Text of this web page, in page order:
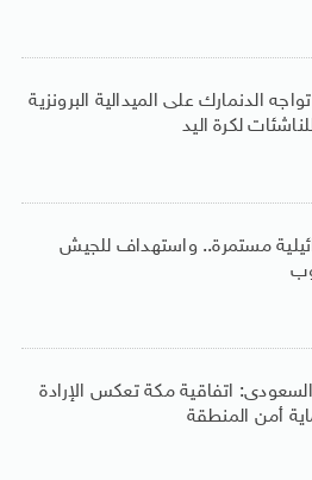
الدنمارك على الميدالية البرونزية
لكرة اليد
مستمرة.. واستهداف للجيش
السعودى: اتفاقية مكة تعكس الإرادة
أمن المنطقة